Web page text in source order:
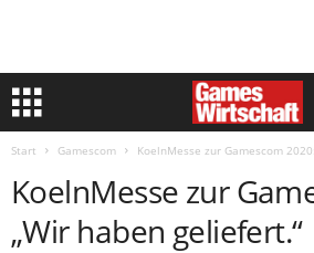
Start Gamescom KoelnMesse zur Gamescom
KoelnMesse zur
„Wir haben geliefert.“